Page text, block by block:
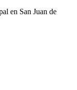
en San Juan de